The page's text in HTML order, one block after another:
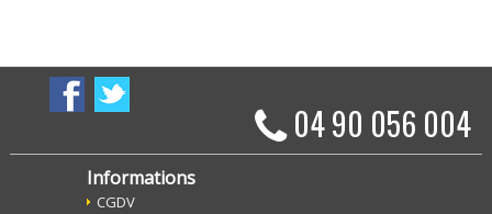
04 90 056 004
Informations
CGDV